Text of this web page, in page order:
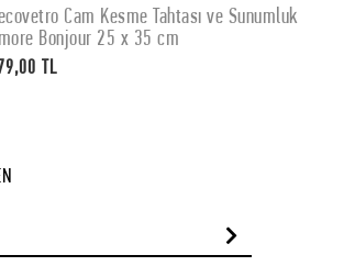
SEPETE EKLE
Cam Kesme Tahtası ve Sunumluk
Bonjour 25 x 35 cm
TL